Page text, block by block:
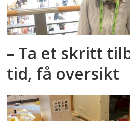
– Ta et skritt
tid, få oversikt